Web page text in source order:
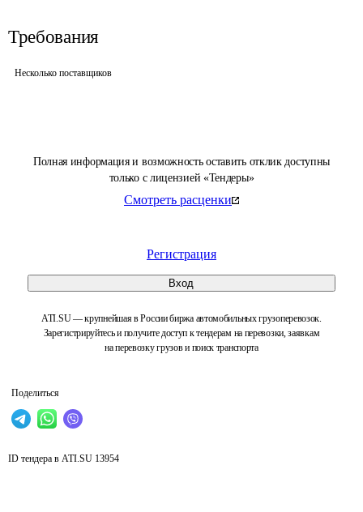
Полная информация и возможность оставить отклик доступны
только с лицензией «Тендеры»
Смотреть расценки
Регистрация
Вход
ATI.SU — крупнейшая в России биржа автомобильных грузоперевозок.
Зарегистрируйтесь и получите доступ к тендерам на перевозки, заявкам
на перевозку грузов и поиск транспорта
Поделиться
Требования
Несколько поставщиков
ID тендера в ATI.SU 13954